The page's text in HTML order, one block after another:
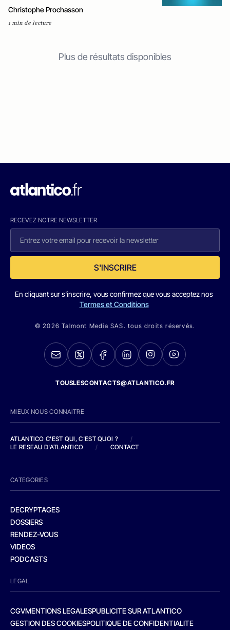
Christophe Prochasson
1 min de lecture
Plus de résultats disponibles
RECEVEZ NOTRE NEWSLETTER
S'INSCRIRE
En cliquant sur s'inscrire, vous confirmez que vous acceptez nos
Termes et Conditions
© 2026 Talmont Media SAS. tous droits réservés.
TOUSLESCONTACTS@ATLANTICO.FR
MIEUX NOUS CONNAITRE
ATLANTICO C'EST QUI, C'EST QUOI ?
/
LE RESEAU D'ATLANTICO
/ CONTACT
CATEGORIES
DECRYPTAGES
DOSSIERS
RENDEZ-VOUS
VIDEOS
PODCASTS
LEGAL
CGVMENTIONS LEGALESPUBLICITE SUR ATLANTICO
GESTION DES COOKIESPOLITIQUE DE CONFIDENTIALITE